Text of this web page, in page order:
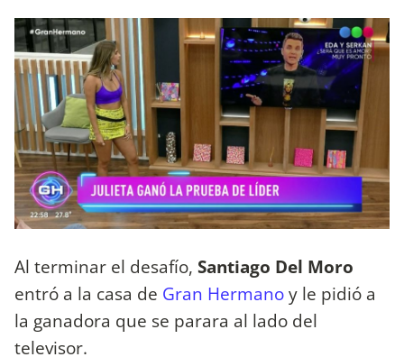
Al terminar el desafío, Santiago Del Moro
entró a la casa de Gran Hermanoy le pidió a
la ganadora que se parara al lado del
televisor.